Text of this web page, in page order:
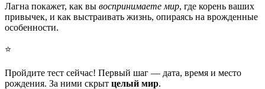
Лагна покажет, как вы воспринимаете мир, где корень ваших
привычек, и как выстраивать жизнь, опираясь на врожденные
особенности.
⭐
Пройдите тест сейчас! Первый шаг — дата, время и место
рождения. За ними скрыт целый мир.